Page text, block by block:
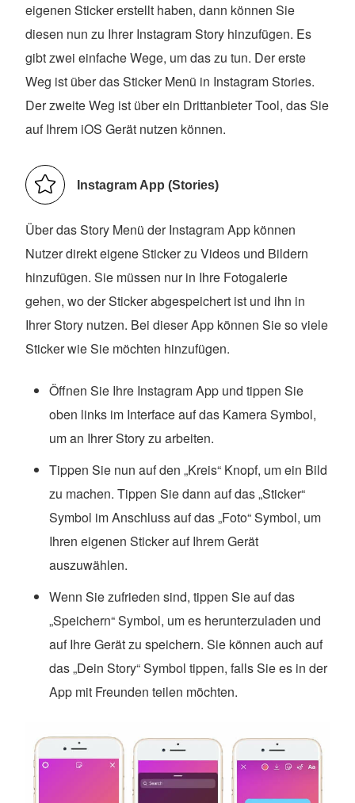
eigenen Sticker erstellt haben, dann können Sie
diesen nun zu Ihrer Instagram Story hinzufügen. Es
gibt zwei einfache Wege, um das zu tun. Der erste
Weg ist über das Sticker Menü in Instagram Stories.
Der zweite Weg ist über ein Drittanbieter Tool, das Sie
auf Ihrem iOS Gerät nutzen können.
Instagram App (Stories)
Über das Story Menü der Instagram App können
Nutzer direkt eigene Sticker zu Videos und Bildern
hinzufügen. Sie müssen nur in Ihre Fotogalerie
gehen, wo der Sticker abgespeichert ist und ihn in
Ihrer Story nutzen. Bei dieser App können Sie so viele
Sticker wie Sie möchten hinzufügen.
Öffnen Sie Ihre Instagram App und tippen Sie
oben links im Interface auf das Kamera Symbol,
um an Ihrer Story zu arbeiten.
Tippen Sie nun auf den „Kreis“ Knopf, um ein Bild
zu machen. Tippen Sie dann auf das „Sticker“
Symbol im Anschluss auf das „Foto“ Symbol, um
Ihren eigenen Sticker auf Ihrem Gerät
auszuwählen.
Wenn Sie zufrieden sind, tippen Sie auf das
„Speichern“ Symbol, um es herunterzuladen und
auf Ihre Gerät zu speichern. Sie können auch auf
das „Dein Story“ Symbol tippen, falls Sie es in der
App mit Freunden teilen möchten.